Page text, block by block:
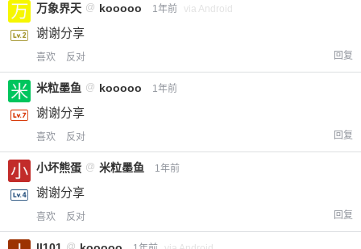
万象界天 @ kooooo 1年前 via Android
谢谢分享
喜欢 反对 回复
米粒墨鱼 @ kooooo 1年前
谢谢分享
喜欢 反对 回复
小坏熊蛋 @ 米粒墨鱼 1年前
谢谢分享
喜欢 反对 回复
@